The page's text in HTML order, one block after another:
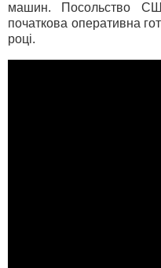
машин. Посольство
початкова оперативна
році.